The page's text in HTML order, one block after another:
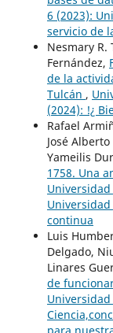
6 (2023):
servicio de
Nesmary R.
Fernández,
de la
Tulcán ,
(2024): !¿
Rafael
José
Yameilis
1758. Una
Universidad
continua
Luis
Delgado,
Linares
de
Universidad